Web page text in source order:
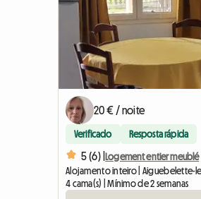
20 € / noite
Verificado Resposta rápida
5 (6) |Logement entier meublé
Alojamento inteiro | Aiguebelette-le-
4 cama(s) | Mínimo de 2 semanas